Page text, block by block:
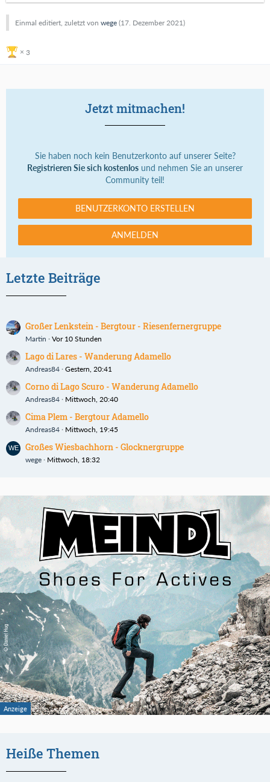
Einmal editiert, zuletzt von wege (17. Dezember 2021)
3
Jetzt mitmachen!
Sie haben noch kein Benutzerkonto auf unserer Seite?
Registrieren Sie sich kostenlos und nehmen Sie an unserer
Community teil!
BENUTZERKONTO ERSTELLEN
ANMELDEN
Letzte Beiträge
Großer Lenkstein - Bergtour - Riesenfernergruppe
Martin Vor 10 Stunden
Lago di Lares - Wanderung Adamello
Andreas84 Gestern, 20:41
Corno di Lago Scuro - Wanderung Adamello
Andreas84 Mittwoch, 20:40
Cima Plem - Bergtour Adamello
Andreas84 Mittwoch, 19:45
Großes Wiesbachhorn - Glocknergruppe
wege Mittwoch, 18:32
Heiße Themen